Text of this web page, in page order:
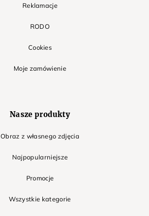
Reklamacje
RODO
Cookies
Moje zamówienie
Nasze produkty
Obraz z własnego zdjęcia
Najpopularniejsze
Promocje
Wszystkie kategorie